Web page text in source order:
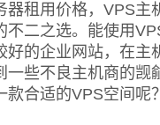
器租用价格，VPS
不二之选。能使用
好的企业网站，在主
一些不良主机商的觊
款合适的VPS空间呢